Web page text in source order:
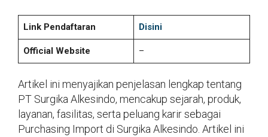
Link Pendaftaran Disini
Official Website –
Artikel ini menyajikan penjelasan lengkap tentang
PT Surgika Alkesindo, mencakup sejarah, produk,
layanan, fasilitas, serta peluang karir sebagai
Purchasing Import di Surgika Alkesindo. Artikel ini